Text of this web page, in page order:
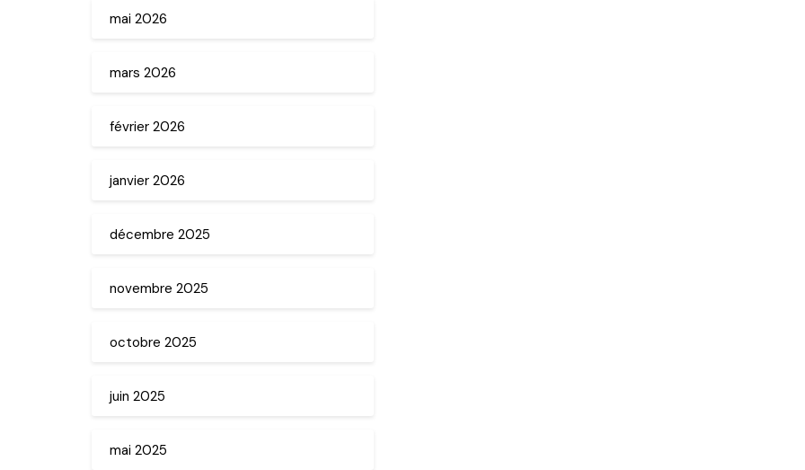
mai 2026
mars 2026
février 2026
janvier 2026
décembre 2025
novembre 2025
octobre 2025
juin 2025
mai 2025